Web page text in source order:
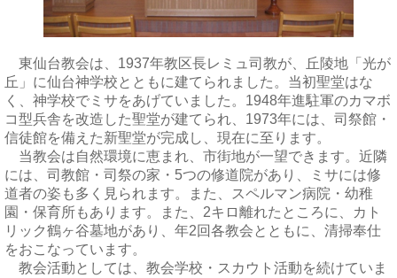
東仙台教会は、1937年教区長レミュ司教が、丘陵地「光が
丘」に仙台神学校とともに建てられました。当初聖堂はな
く、神学校でミサをあげていました。1948年進駐軍のカマボ
コ型兵舎を改造した聖堂が建てられ、1973年には、司祭館・
信徒館を備えた新聖堂が完成し、現在に至ります。
当教会は自然環境に恵まれ、市街地が一望できます。近隣
には、司教館・司祭の家・5つの修道院があり、ミサには修
道者の姿も多く見られます。また、スペルマン病院・幼稚
園・保育所もあります。また、2キロ離れたところに、カト
リック鶴ヶ谷墓地があり、年2回各教会とともに、清掃奉仕
をおこなっています。
教会活動としては、教会学校・スカウト活動を続けていま